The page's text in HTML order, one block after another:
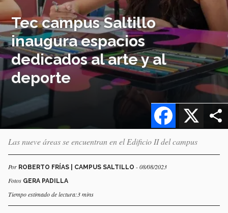
Tec campus Saltillo
inaugura espacios
dedicados al arte y al
deporte
X
Facebook
Las nueve áreas se encuentran en el Edificio II del campus
Por ROBERTO FRÍAS | CAMPUS SALTILLO - 08/08/2023
Fotos GERA PADILLA
Tiempo estimado de lectura:3 mins